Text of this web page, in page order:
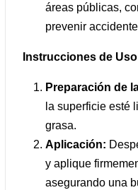
áreas públicas,
prevenir
Instrucciones de
Preparación de
la superficie esté
grasa.
Aplicación:
y aplique
asegurando una